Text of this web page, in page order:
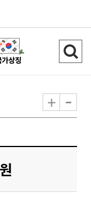
검
색
기
+ -